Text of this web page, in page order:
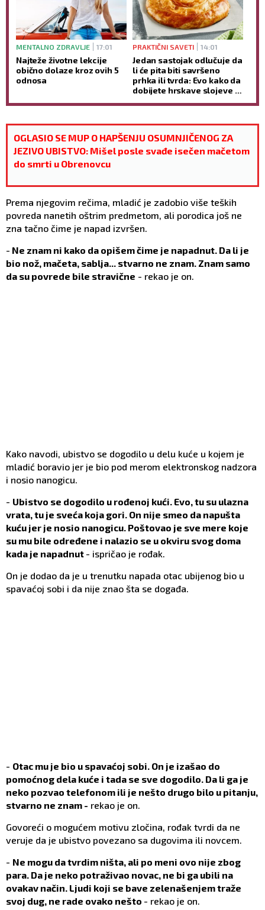
MENTALNO ZDRAVLJE 17:01
Najteže životne lekcije
obično dolaze kroz ovih 5
odnosa
PRAKTIČNI SAVETI 14:01
Jedan sastojak odlučuje da
li će pita biti savršeno
prhka ili tvrda: Evo kako da
dobijete hrskave slojeve -
OGLASIO SE MUP O HAPŠENJU OSUMNJIČENOG ZA
JEZIVO UBISTVO: Mišel posle svađe isečen mačetom
do smrti u Obrenovcu
Prema njegovim rečima, mladić je zadobio više teških
povreda nanetih oštrim predmetom, ali porodica još ne
zna tačno čime je napad izvršen.
- Ne znam ni kako da opišem čime je napadnut. Da li je
bio nož, mačeta, sablja... stvarno ne znam. Znam samo
da su povrede bile stravične - rekao je on.
Kako navodi, ubistvo se dogodilo u delu kuće u kojem je
mladić boravio jer je bio pod merom elektronskog nadzora
i nosio nanogicu.
- Ubistvo se dogodilo u rođenoj kući. Evo, tu su ulazna
vrata, tu je sveća koja gori. On nije smeo da napušta
kuću jer je nosio nanogicu. Poštovao je sve mere koje
su mu bile određene i nalazio se u okviru svog doma
kada je napadnut - ispričao je rođak.
On je dodao da je u trenutku napada otac ubijenog bio u
spavaćoj sobi i da nije znao šta se događa.
- Otac mu je bio u spavaćoj sobi. On je izašao do
pomoćnog dela kuće i tada se sve dogodilo. Da li ga je
neko pozvao telefonom ili je nešto drugo bilo u pitanju,
stvarno ne znam - rekao je on.
Govoreći o mogućem motivu zločina, rođak tvrdi da ne
veruje da je ubistvo povezano sa dugovima ili novcem.
- Ne mogu da tvrdim ništa, ali po meni ovo nije zbog
para. Da je neko potraživao novac, ne bi ga ubili na
ovakav način. Ljudi koji se bave zelenašenjem traže
svoj dug, ne rade ovako nešto - rekao je on.